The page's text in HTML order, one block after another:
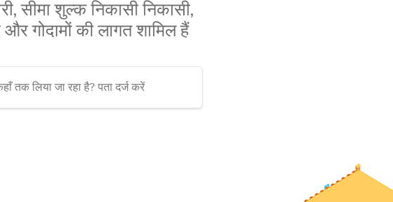
सीमा शुल्क निकासी निकासी,
गोदामों की लागत शामिल हैं